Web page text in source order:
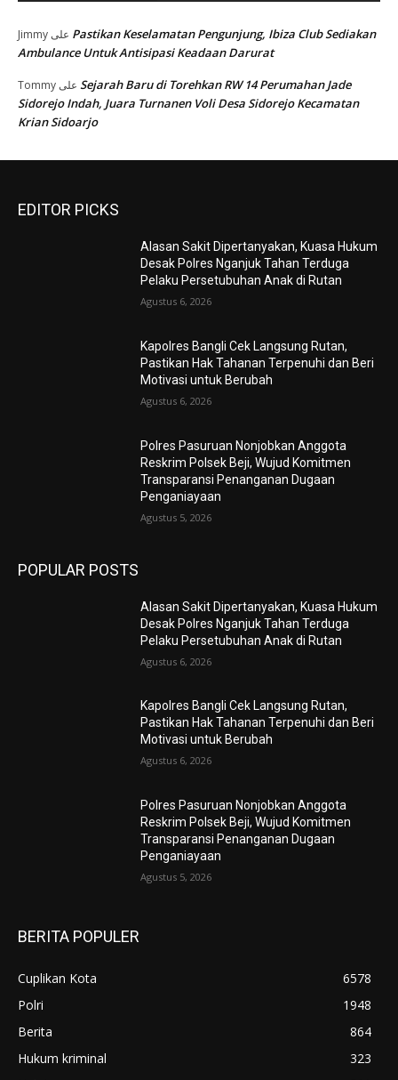
Jimmy
Pastikan Keselamatan Pengunjung, Ibiza Club Sediakan
Ambulance Untuk Antisipasi Keadaan Darurat
Tommy
Sejarah Baru di Torehkan RW 14 Perumahan Jade
Sidorejo Indah, Juara Turnanen Voli Desa Sidorejo Kecamatan
Krian Sidoarjo
EDITOR PICKS
Alasan Sakit Dipertanyakan, Kuasa Hukum
Desak Polres Nganjuk Tahan Terduga
Pelaku Persetubuhan Anak di Rutan
Agustus 6, 2026
Kapolres Bangli Cek Langsung Rutan,
Pastikan Hak Tahanan Terpenuhi dan Beri
Motivasi untuk Berubah
Agustus 6, 2026
Polres Pasuruan Nonjobkan Anggota
Reskrim Polsek Beji, Wujud Komitmen
Transparansi Penanganan Dugaan
Penganiayaan
Agustus 5, 2026
POPULAR POSTS
Alasan Sakit Dipertanyakan, Kuasa Hukum
Desak Polres Nganjuk Tahan Terduga
Pelaku Persetubuhan Anak di Rutan
Agustus 6, 2026
Kapolres Bangli Cek Langsung Rutan,
Pastikan Hak Tahanan Terpenuhi dan Beri
Motivasi untuk Berubah
Agustus 6, 2026
Polres Pasuruan Nonjobkan Anggota
Reskrim Polsek Beji, Wujud Komitmen
Transparansi Penanganan Dugaan
Penganiayaan
Agustus 5, 2026
BERITA POPULER
Cuplikan Kota
6578
Polri
1948
Berita
864
Hukum kriminal
323